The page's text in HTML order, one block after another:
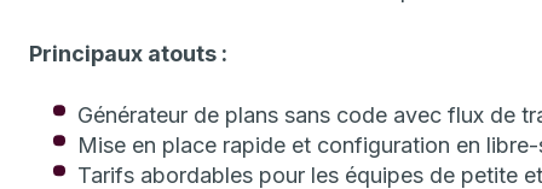
Principaux atouts :
Générateur de plans sans code avec flux de
Mise en place rapide et configuration en
Tarifs abordables pour les équipes de petite